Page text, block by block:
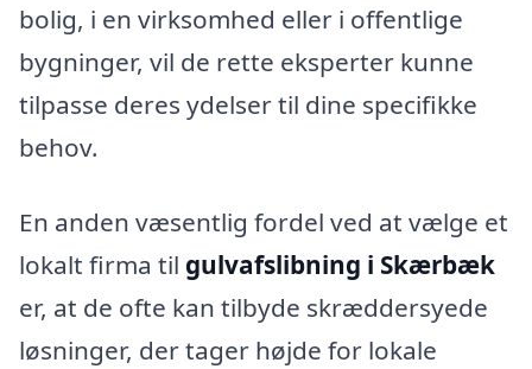
bolig, i en virksomhed eller i offentlige
bygninger, vil de rette eksperter kunne
tilpasse deres ydelser til dine specifikke
behov.
En anden væsentlig fordel ved at vælge et
lokalt firma til gulvafslibning i Skærbæk
er, at de ofte kan tilbyde skræddersyede
løsninger, der tager højde for lokale